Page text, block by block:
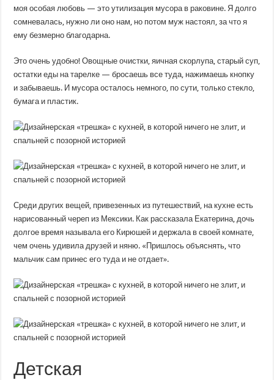
моя особая любовь — это утилизация мусора в раковине. Я долго
сомневалась, нужно ли оно нам, но потом муж настоял, за что я
ему безмерно благодарна.
Это очень удобно! Овощные очистки, яичная скорлупа, старый суп,
остатки еды на тарелке — бросаешь все туда, нажимаешь кнопку
и забываешь. И мусора осталось немного, по сути, только стекло,
бумага и пластик.
Среди других вещей, привезенных из путешествий, на кухне есть
нарисованный череп из Мексики. Как рассказала Екатерина, дочь
долгое время называла его Кирюшей и держала в своей комнате,
чем очень удивила друзей и няню. «Пришлось объяснять, что
мальчик сам принес его туда и не отдает».
Детская